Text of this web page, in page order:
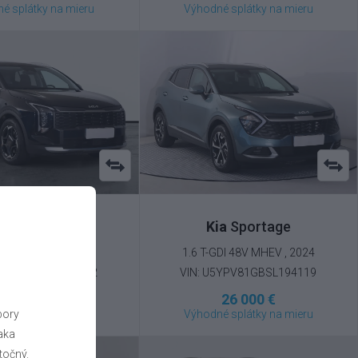
splátky na mieru Výhodné splátky na mieru
splátky na mieru
Kia Sportage
1.6 T-GDI 48V MHEV , 2024
VIN: U5YPV81GBSL194119
26 000 €
Výhodné splátky na mieru